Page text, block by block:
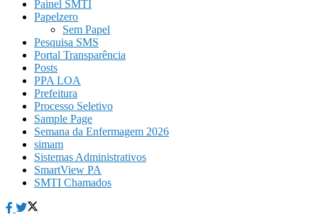
Painel SMTI
Papelzero
Sem Papel
Pesquisa SMS
Portal Transparência
Posts
PPA LOA
Prefeitura
Processo Seletivo
Sample Page
Semana da Enfermagem 2026
simam
Sistemas Administrativos
SmartView PA
SMTI Chamados